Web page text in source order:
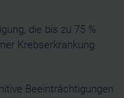
relatives aux
Nous
sur l'utilisation de
sociaux, de
die bis zu 75 %
Krebserkrankung
Beeinträchtigungen